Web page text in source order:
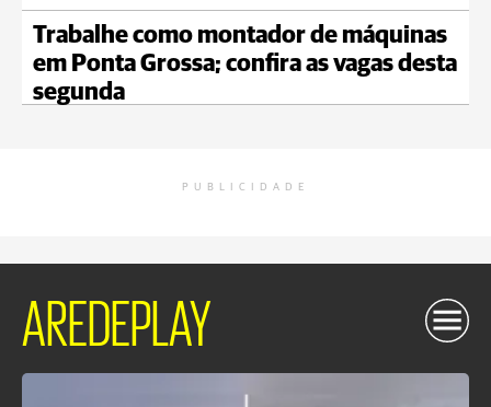
Trabalhe como montador de máquinas
em Ponta Grossa; confira as vagas desta
segunda
PUBLICIDADE
AREDEPLAY